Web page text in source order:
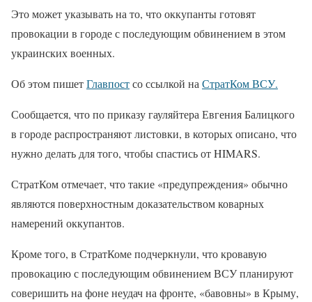
Это может указывать на то, что оккупанты готовят
провокации в городе с последующим обвинением в этом
украинских военных.
Об этом пишетГлавпостсо ссылкой на СтратКом ВСУ.
Сообщается, что по приказу гауляйтера Евгения Балицкого
в городе распространяют листовки, в которых описано, что
нужно делать для того, чтобы спастись от HIMARS.
СтратКом отмечает, что такие «предупреждения» обычно
являются поверхностным доказательством коварных
намерений оккупантов.
Кроме того, в СтратКоме подчеркнули, что кровавую
провокацию с последующим обвинением ВСУ планируют
соверишить на фоне неудач на фронте, «бавовны» в Крыму,